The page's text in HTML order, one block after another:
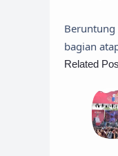
Beruntung
bagian
Related